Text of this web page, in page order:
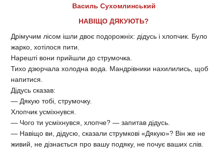
Василь Сухомлинський
НАВІЩО ДЯКУЮТЬ?
Дрімучим лісом ішли двоє подорожніх: дідусь і хлопчик. Було
жарко, хотілося пити.
Нарешті вони прийшли до струмочка.
Тихо дзюрчала холодна вода. Мандрівники нахилились, щоб
напитися.
Дідусь сказав:
— Дякую тобі, струмочку.
Хлопчик усміхнувся.
— Чого ти усміхнувся, хлопче? — запитав дідусь.
— Навіщо ви, дідусю, сказали струмкові «Дякую»? Він же не
живий, не дізнається про вашу подяку, не почує ваших слів.